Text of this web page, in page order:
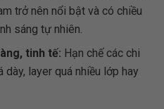
trở nên nổi bật và có chiều
sáng tự nhiên.
tinh tế: Hạn chế các chi
layer quá nhiều lớp hay